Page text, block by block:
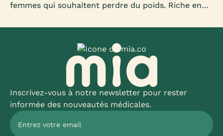
femmes qui souhaitent perdre du poids. Riche en
se distingue comme un allié minceur et santé.
Inscrivez-vous à notre newsletter pour rester
informée des nouveautés médicales.